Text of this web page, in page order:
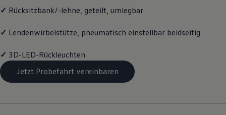
Assistenzsysteme
Live Beratung
Transport
Familie
Elektromobilität
Volkswagen R
✓ Rücksitzbank/-lehne, geteilt, umlegbar
✓ Lendenwirbelstütze, pneumatisch einstellbar beidseitig
✓ 3D-LED-Rückleuchten
Jetzt Probefahrt vereinbaren